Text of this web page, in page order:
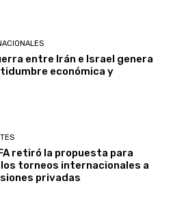
entre Irán e Israel genera
económica y
retiró la propuesta para
torneos internacionales a
privadas